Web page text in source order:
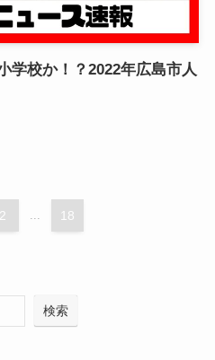
学校か！？2022年広島市人
2 ... 18
検索